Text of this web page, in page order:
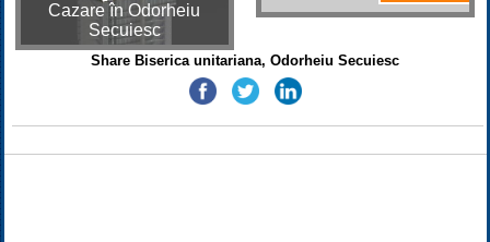
Cazare în Odorheiu
Secuiesc
Share Biserica unitariana, Odorheiu Secuiesc